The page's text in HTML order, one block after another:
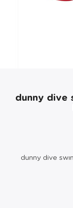
dunny dive
dunny dive